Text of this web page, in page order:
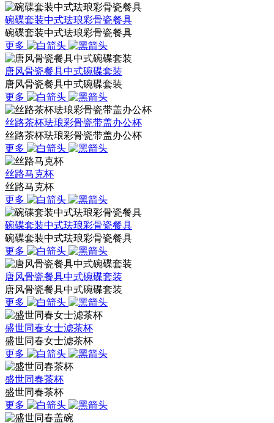
碗碟套装中式珐琅彩骨瓷餐具
碗碟套装中式珐琅彩骨瓷餐具
更多
唐风骨瓷餐具中式碗碟套装
唐风骨瓷餐具中式碗碟套装
更多
丝路茶杯珐琅彩骨瓷带盖办公杯
丝路茶杯珐琅彩骨瓷带盖办公杯
更多
丝路马克杯
丝路马克杯
更多
碗碟套装中式珐琅彩骨瓷餐具
碗碟套装中式珐琅彩骨瓷餐具
更多
唐风骨瓷餐具中式碗碟套装
唐风骨瓷餐具中式碗碟套装
更多
盛世同春女士滤茶杯
盛世同春女士滤茶杯
更多
盛世同春茶杯
盛世同春茶杯
更多